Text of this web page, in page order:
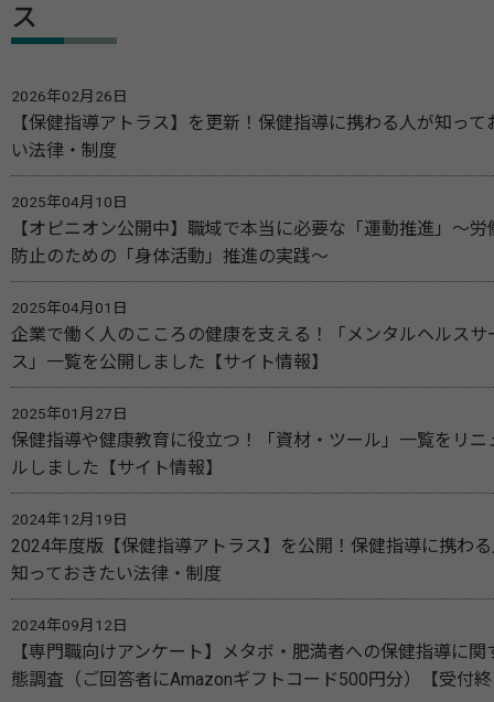
ス
2026年02月26日
【保健指導アトラス】を更新！保健指導に携わる人が知って
い法律・制度
2025年04月10日
【オピニオン公開中】職域で本当に必要な「運動推進」～労
防止のための「身体活動」推進の実践～
2025年04月01日
企業で働く人のこころの健康を支える！「メンタルヘルスサ
ス」一覧を公開しました【サイト情報】
2025年01月27日
保健指導や健康教育に役立つ！「資材・ツール」一覧をリニ
ルしました【サイト情報】
2024年12月19日
2024年度版【保健指導アトラス】を公開！保健指導に携わ
知っておきたい法律・制度
2024年09月12日
【専門職向けアンケート】メタボ・肥満者への保健指導に関
態調査（ご回答者にAmazonギフトコード500円分）【受付